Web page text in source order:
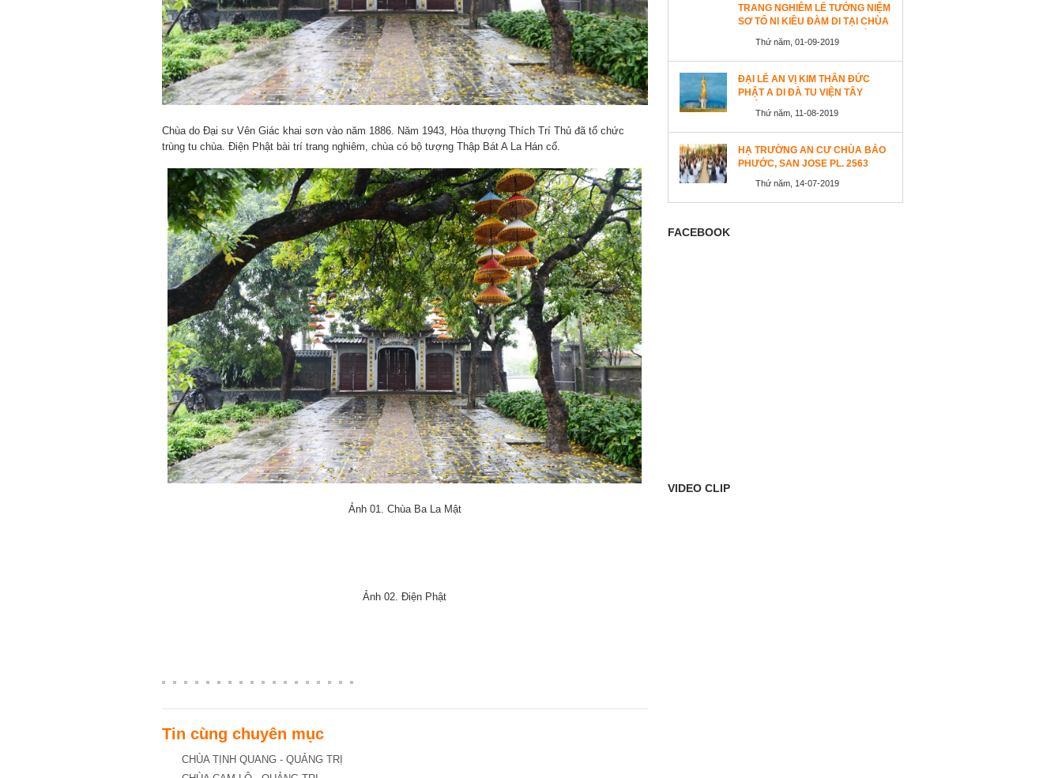
Chùa do Đại sư Vên Giác khai sơn vào năm 1886. Năm 1943, Hòa thượng Thích Trí Thủ đã tổ chức
trùng tu chùa. Điện Phật bài trí trang nghiêm, chùa có bộ tượng Thập Bát A La Hán cổ.
Ảnh 01. Chùa Ba La Mật
Ảnh 02. Điện Phật
Tin cùng chuyên mục
CHÙA TỊNH QUANG - QUẢNG TRỊ
TRANG NGHIÊM LỄ TƯỞNG NIỆM
SƠ TỔ NI KIỀU ĐÀM DI TẠI CHÙA
Thứ năm, 01-09-2019
ĐẠI LỄ AN VỊ KIM THÂN ĐỨC
PHẬT A DI ĐÀ TU VIỆN TÂY
Thứ năm, 11-08-2019
HẠ TRƯỜNG AN CƯ CHÙA BẢO
PHƯỚC, SAN JOSE PL. 2563
Thứ năm, 14-07-2019
FACEBOOK
VIDEO CLIP